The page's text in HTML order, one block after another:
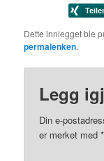
Dette innlegget ble
permalenken.
Legg
Din e-
er merket med*